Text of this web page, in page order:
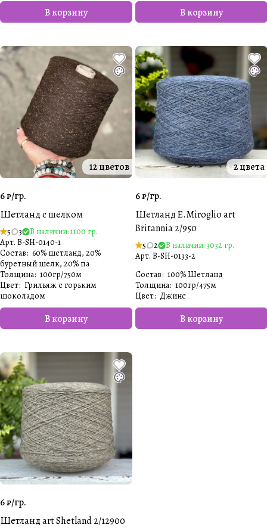
В корзину В корзину
12 цветов
6 ₽/гр.
Шетланд с шелком
5 3
В наличии: 1100 гр.
Арт. B-SH-0140-1
В корзину
Состав: 60% шетланд, 20%
буретный шелк, 20% па
Толщина: 100гр/750м
Цвет: Грильяж с горьким
шоколадом
2 цвета
6 ₽/гр.
Шетланд E.Miroglio art
Britannia 2/950
5 2
В наличии: 3032 гр.
Арт. B-SH-0133-2
В корзину
Состав: 100% Шетланд
Толщина: 100гр/475м
Цвет: Джинс
6 ₽/гр.
Шетланд art Shetland 2/12900